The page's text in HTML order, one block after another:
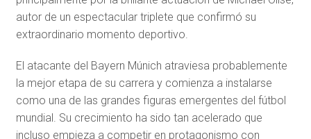
autor de un espectacular triplete que confirmó su
extraordinario momento deportivo.
El atacante del Bayern Múnich atraviesa probablemente
la mejor etapa de su carrera y comienza a instalarse
como una de las grandes figuras emergentes del fútbol
mundial. Su crecimiento ha sido tan acelerado que
incluso empieza a competir en protagonismo con